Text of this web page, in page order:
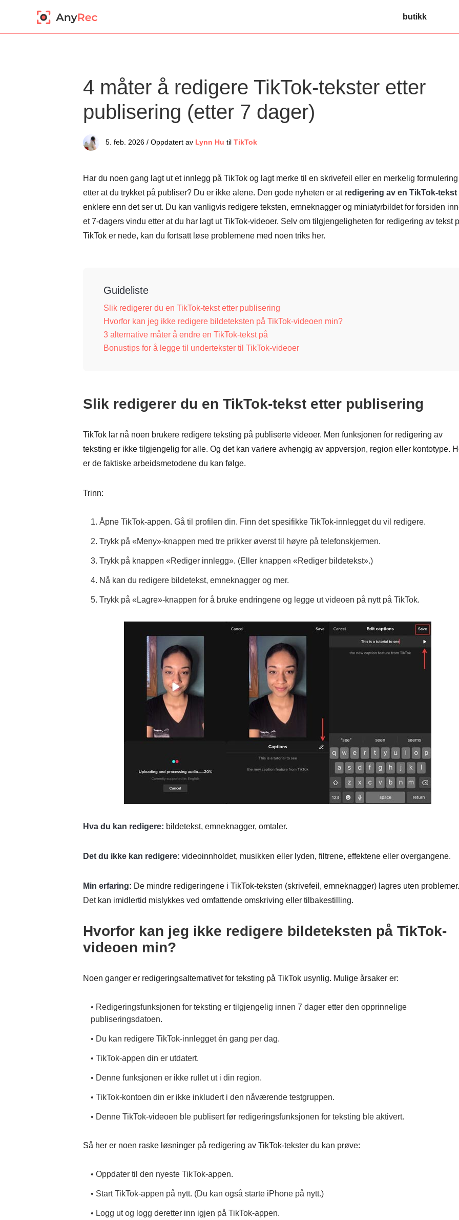
butikk
4 måter å redigere TikTok-tekster etter
publisering (etter 7 dager)
5. feb. 2026 / Oppdatert av Lynn Hu til TikTok
Har du noen gang lagt ut et innlegg på TikTok og lagt merke til en skrivefeil eller en merkelig formulering
etter at du trykket på publiser? Du er ikke alene. Den gode nyheten er at redigering av en TikTok-tekst
enklere enn det ser ut. Du kan vanligvis redigere teksten, emneknagger og miniatyrbildet for forsiden
et 7-dagers vindu etter at du har lagt ut TikTok-videoer. Selv om tilgjengeligheten for redigering av tekst
TikTok er nede, kan du fortsatt løse problemene med noen triks her.
Guideliste
Slik redigerer du en TikTok-tekst etter publisering
Hvorfor kan jeg ikke redigere bildeteksten på TikTok-videoen min?
3 alternative måter å endre en TikTok-tekst på
Bonustips for å legge til undertekster til TikTok-videoer
Slik redigerer du en TikTok-tekst etter publisering
TikTok lar nå noen brukere redigere teksting på publiserte videoer. Men funksjonen for redigering av
teksting er ikke tilgjengelig for alle. Og det kan variere avhengig av appversjon, region eller kontotype.
er de faktiske arbeidsmetodene du kan følge.
Trinn:
1. Åpne TikTok-appen. Gå til profilen din. Finn det spesifikke TikTok-innlegget du vil redigere.
2. Trykk på «Meny»-knappen med tre prikker øverst til høyre på telefonskjermen.
3. Trykk på knappen «Rediger innlegg». (Eller knappen «Rediger bildetekst».)
4. Nå kan du redigere bildetekst, emneknagger og mer.
5. Trykk på «Lagre»-knappen for å bruke endringene og legge ut videoen på nytt på TikTok.
Hva du kan redigere: bildetekst, emneknagger, omtaler.
Det du ikke kan redigere: videoinnholdet, musikken eller lyden, filtrene, effektene eller overgangene.
Min erfaring: De mindre redigeringene i TikTok-teksten (skrivefeil, emneknagger) lagres uten problemer.
Det kan imidlertid mislykkes ved omfattende omskriving eller tilbakestilling.
Hvorfor kan jeg ikke redigere bildeteksten på TikTok-
videoen min?
Noen ganger er redigeringsalternativet for teksting på TikTok usynlig. Mulige årsaker er:
• Redigeringsfunksjonen for teksting er tilgjengelig innen 7 dager etter den opprinnelige
publiseringsdatoen.
• Du kan redigere TikTok-innlegget én gang per dag.
• TikTok-appen din er utdatert.
• Denne funksjonen er ikke rullet ut i din region.
• TikTok-kontoen din er ikke inkludert i den nåværende testgruppen.
• Denne TikTok-videoen ble publisert før redigeringsfunksjonen for teksting ble aktivert.
Så her er noen raske løsninger på redigering av TikTok-tekster du kan prøve:
• Oppdater til den nyeste TikTok-appen.
• Start TikTok-appen på nytt. (Du kan også starte iPhone på nytt.)
• Logg ut og logg deretter inn igjen på TikTok-appen.